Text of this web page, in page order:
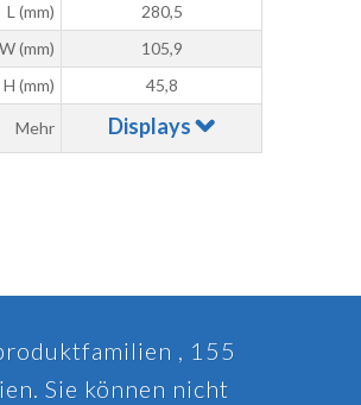
L (mm)
280,5
W (mm)
105,9
H (mm)
45,8
Mehr Displays
, 155
Sie können nicht